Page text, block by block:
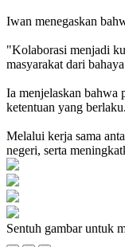
Iwan menegaskan
"Kolaborasi menjadi
masyarakat dari
Ia menjelaskan bahwa
ketentuan yang
Melalui kerja sama
negeri, serta
Sentuh gambar untuk